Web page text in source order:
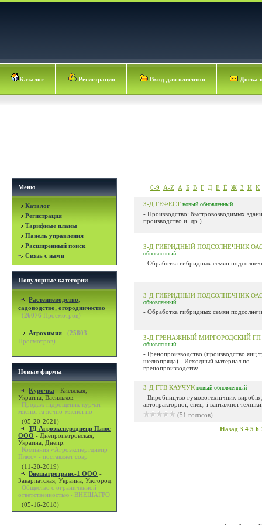
Каталог Регистрация Вход для клиентов Доска
Меню
Каталог
Регистрация
Тарифные планы
Панель управления
Расширенный поиск
Связь с нами
Популярные категории
Растениеводство,
садоводство, огородничество
(26076 Просмотров)
Агрохимия (25803
Просмотров)
Новые фирмы
Курочка - Киевская,
Украина, Васильков.
Продаж підрощених курчат
мясної та яєчно-мясної по
(05-20-2021)
ТД Агроэкспертднепр Плюс
ООО - Днепропетровская,
Украина, Днепр.
Компания «Агроэкспертднепр
Плюс» - поставляет совр
(11-20-2019)
Внешагротранс-1 ООО -
Закарпатская, Украина, Ужгород.
Общество с ограниченной
ответственностью «ВНЕШАГРО
(05-16-2018)
0-9 A-Z А Б В Г Д Е Ё Ж З И К
З-Д ГЕФЕСТ новый обновленный
- Производство: быстровозводимых
производство и. др.)...
З-Д ГИБРИДНЫЙ ПОДСОЛНЕЧНИК
обновленный
- Обработка гибридных семян
З-Д ГИБРИДНЫЙ ПОДСОЛНЕЧНИК
обновленный
- Обработка гибридных семян
З-Д ГРЕНАЖНЫЙ МИРГОРОДСКИЙ ГП
обновленный
- Гренопроизводство (производство яиц
шелкопряда) - Исходный материал по
гренопроизводству...
З-Д ГТВ КАУЧУК новый обновленный
- Виробництво гумовотехнiчних виробiв
автотракторної, спец. i вантажної
(51 голосов)
Назад 3 4 5 6